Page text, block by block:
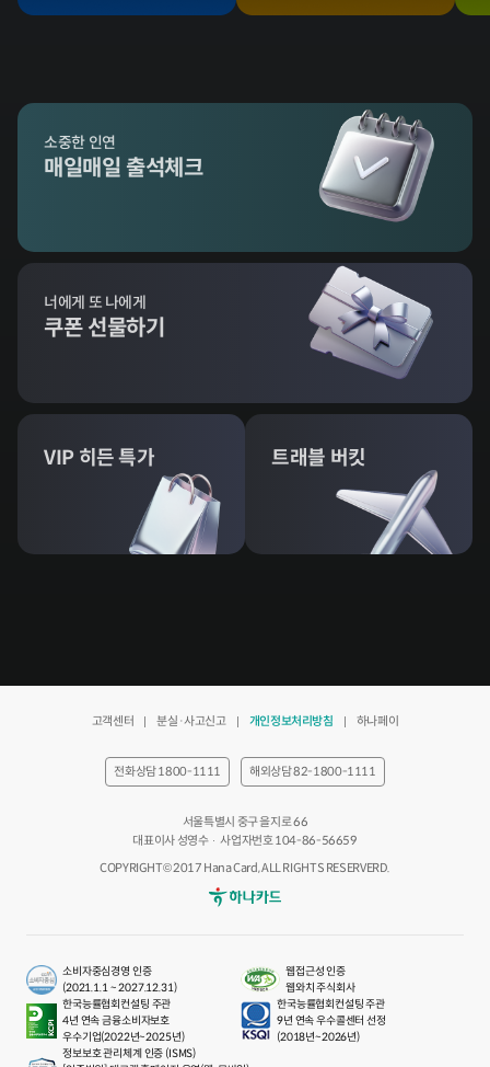
소중한 인연
매일매일 출석체크
너에게 또 나에게
쿠폰 선물하기
VIP 히든 특가 트래블 버킷
고객센터 분실·사고신고 개인정보처리방침 하나페이
전화상담 1800-1111 해외상담 82-1800-1111
서울특별시 중구 을지로 66
대표이사 성영수
사업자번호 104-86-56659
COPYRIGHT© 2017 Hana Card, ALL RIGHTS RESERVERD.
소비자중심경영 인증
(2021.1.1 ~ 2027.12.31)
웹접근성 인증
웹와치 주식회사
한국능률협회컨설팅 주관
4년 연속 금융소비자보호
우수기업(2022년~2025년)
한국능률협회컨설팅 주관
9년 연속 우수콜센터 선정
(2018년~2026년)
정보보호 관리체계 인증 (ISMS)